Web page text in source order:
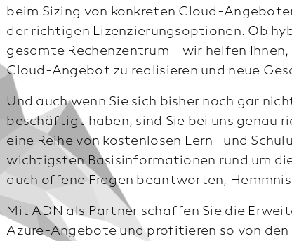
beim Sizing von konkreten Cloud-
der richtigen Lizenzierungsoptionen. Ob
gesamte Rechenzentrum - wir helfen
Cloud-Angebot zu realisieren und neue
Und auch wenn Sie sich bisher noch gar
beschäftigt haben, sind Sie bei uns genau
eine Reihe von kostenlosen Lern- und
wichtigsten Basisinformationen rund um
auch offene Fragen beantworten,
Mit ADN als Partner schaffen Sie die
Azure-Angebote und profitieren so von